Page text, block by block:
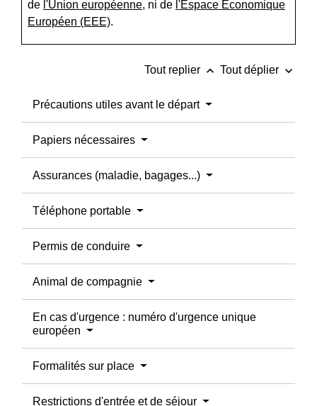
de l'Union européenne, ni de l'Espace Économique
Européen (EEE).
Tout replier keyboard_arrow_up Tout déplier keyboard_arrow_down
Précautions utiles avant le départ
Papiers nécessaires
Assurances (maladie, bagages...)
Téléphone portable
Permis de conduire
Animal de compagnie
En cas d'urgence : numéro d'urgence unique
européen
Formalités sur place
Restrictions d'entrée et de séjour